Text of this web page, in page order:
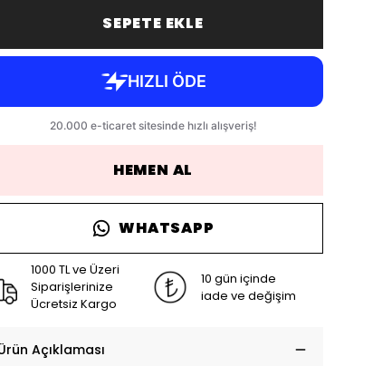
SEPETE EKLE
HEMEN AL
WHATSAPP
1000 TL ve Üzeri
Siparişlerinize
Ücretsiz Kargo
10 gün içinde
iade ve değişim
Açıklaması